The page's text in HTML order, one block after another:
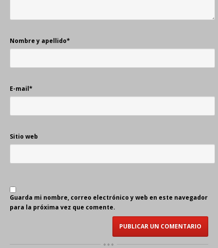
Nombre y apellido*
E-mail*
Sitio web
Guarda mi nombre, correo electrónico y web en este navegador
para la próxima vez que comente.